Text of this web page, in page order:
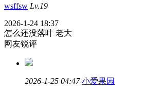
wsffsw Lv.19
2026-1-24 18:37
怎么还没落叶 老大
网友锐评
2026-1-25 04:47 小爱果园